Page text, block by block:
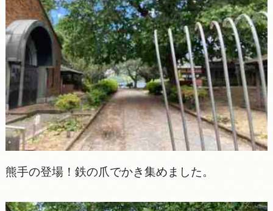
熊手の登場！鉄の爪でかき集めました。